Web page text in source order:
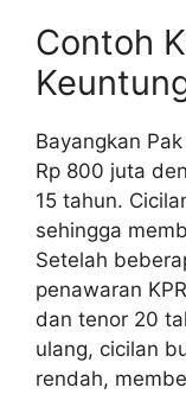
Contoh
Bayangkan
Rp 800 juta
15 tahun.
sehingga
Setelah
penawaran
dan tenor 20
ulang, cicilan
rendah,